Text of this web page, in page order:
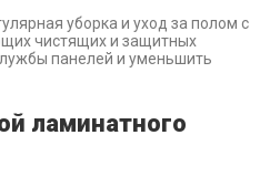
уборка и уход за полом с
чистящих и защитных
панелей и уменьшить
ламинатного